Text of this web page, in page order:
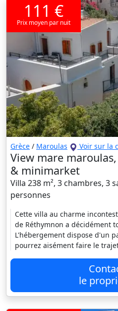
111 €
Prix moyen par nuit
Grèce / Maroulas Voir sur la
View mare
& minimarket
Villa 238 m², 3 chambres, 3
personnes
Cette villa au charme
de Réthymnon a décidément
L'hébergement dispose d'un
pourrez aisément faire le
le